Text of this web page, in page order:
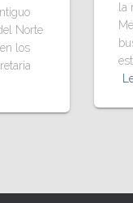
Norte
los
la